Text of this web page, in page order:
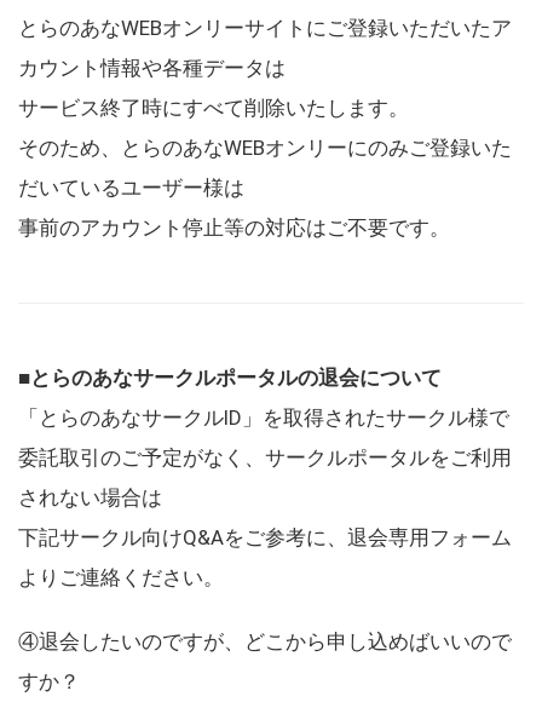
とらのあなWEBオンリーサイトにご登録いただいたア
カウント情報や各種データは
サービス終了時にすべて削除いたします。
そのため、とらのあなWEBオンリーにのみご登録いた
だいているユーザー様は
事前のアカウント停止等の対応はご不要です。
■とらのあなサークルポータルの退会について
「とらのあなサークルID」を取得されたサークル様で
委託取引のご予定がなく、サークルポータルをご利用
されない場合は
下記サークル向けQ&Aをご参考に、退会専用フォーム
よりご連絡ください。
④退会したいのですが、どこから申し込めばいいので
すか？